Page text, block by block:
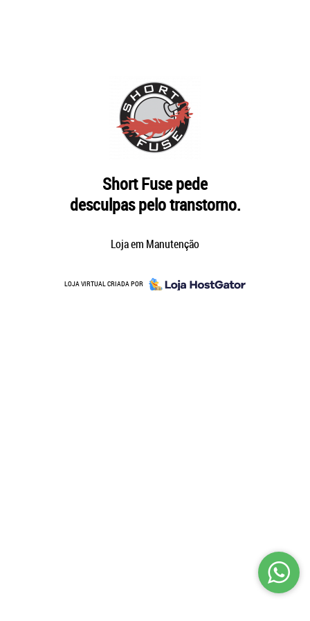
Short Fuse pede
desculpas pelo transtorno.
Loja em Manutenção
LOJA VIRTUAL CRIADA POR